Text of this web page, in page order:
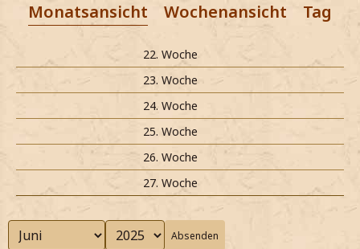
Jetzt Fanclub-Mitglied werden!
Monatsansicht Wochenansicht
22. Woche
23. Woche
24. Woche
25. Woche
26. Woche
27. Woche
Absenden